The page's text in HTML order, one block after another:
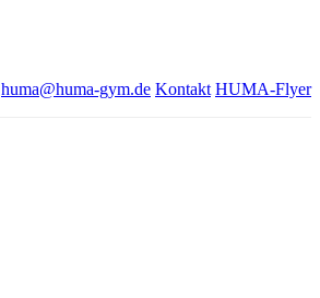
huma@huma-gym.de Kontakt HUMA-Flyer